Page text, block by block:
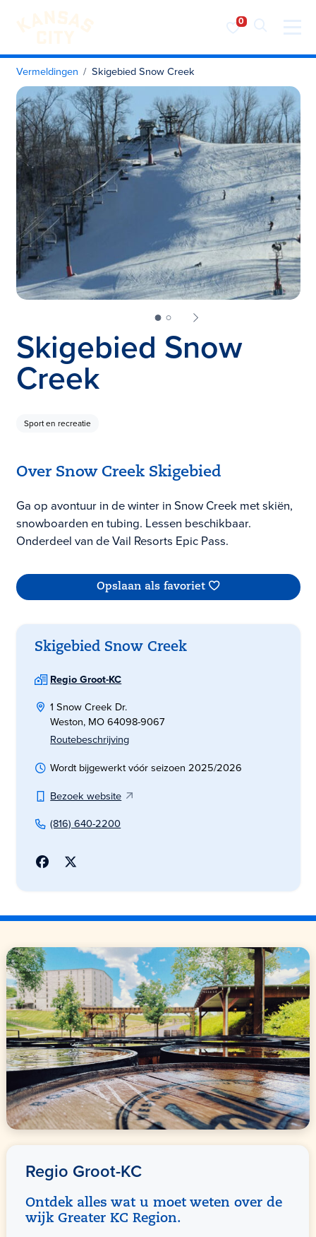
Bezoek KC
Ga naar inhoud
Vermeldingen Skigebied Snow Creek
Skigebied Snow
Creek
Sport en recreatie
Over Snow Creek Skigebied
Ga op avontuur in de winter in Snow Creek met skiën,
snowboarden en tubing. Lessen beschikbaar.
Onderdeel van de Vail Resorts Epic Pass.
Opslaan als favoriet
Skigebied Snow Creek
Regio Groot-KC
1 Snow Creek Dr.
Weston, MO 64098-9067
Routebeschrijving
Wordt bijgewerkt vóór seizoen 2025/2026
Bezoek website
(816) 640-2200
Regio Groot-KC
Ontdek alles wat u moet weten over de
wijk Greater KC Region.